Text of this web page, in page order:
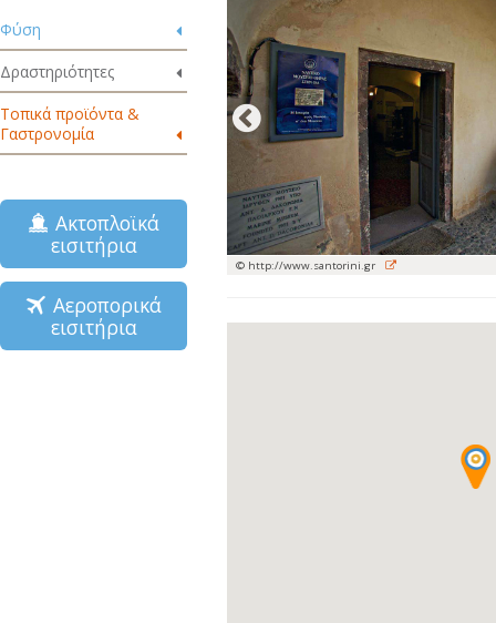
Φύση
Δραστηριότητες
Τοπικά προϊόντα &
Γαστρονομία
Ακτοπλοϊκά
εισιτήρια
Αεροπορικά
εισιτήρια
© http://www.santorini.gr